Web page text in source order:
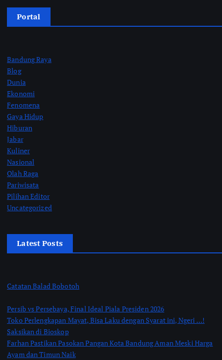
Portal
Bandung Raya
Blog
Dunia
Ekonomi
Fenomena
Gaya Hidup
Hiburan
Jabar
Kuliner
Nasional
Olah Raga
Pariwisata
Pilihan Editor
Uncategorized
Latest Posts
Catatan Balad Bobotoh
Persib vs Persebaya, Final Ideal Piala Presiden 2026
Toko Perlengkapan Mayat, Bisa Laku dengan Syarat ini, Ngeri …!
Saksikan di Bioskop
Farhan Pastikan Pasokan Pangan Kota Bandung Aman Meski Harga
Ayam dan Timun Naik